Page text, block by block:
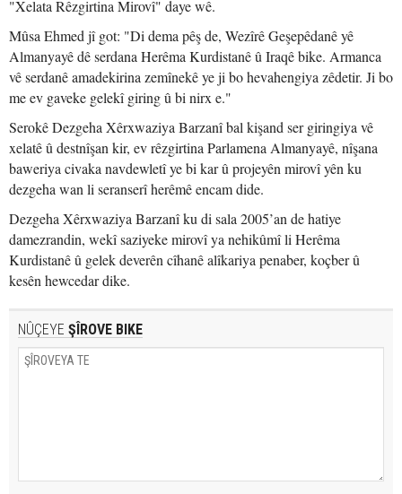
"Xelata Rêzgirtina Mirovî" daye wê.
Mûsa Ehmed jî got: "Di dema pêş de, Wezîrê Geşepêdanê yê
Almanyayê dê serdana Herêma Kurdistanê û Iraqê bike. Armanca
vê serdanê amadekirina zemînekê ye ji bo hevahengiya zêdetir. Ji bo
me ev gaveke gelekî giring û bi nirx e."
Serokê Dezgeha Xêrxwaziya Barzanî bal kişand ser giringiya vê
xelatê û destnîşan kir, ev rêzgirtina Parlamena Almanyayê, nîşana
baweriya civaka navdewletî ye bi kar û projeyên mirovî yên ku
dezgeha wan li seranserî herêmê encam dide.
Dezgeha Xêrxwaziya Barzanî ku di sala 2005’an de hatiye
damezrandin, wekî saziyeke mirovî ya nehikûmî li Herêma
Kurdistanê û gelek deverên cîhanê alîkariya penaber, koçber û
kesên hewcedar dike.
NÛÇEYE ŞÎROVE BIKE